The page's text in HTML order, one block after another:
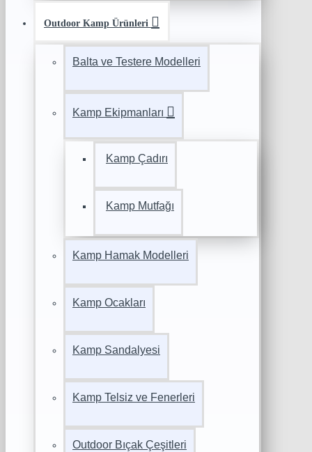
Outdoor Kamp Ürünleri
Balta ve Testere Modelleri
Kamp Ekipmanları
Kamp Çadırı
Kamp Mutfağı
Kamp Hamak Modelleri
Kamp Ocakları
Kamp Sandalyesi
Kamp Telsiz ve Fenerleri
Outdoor Bıçak Çeşitleri